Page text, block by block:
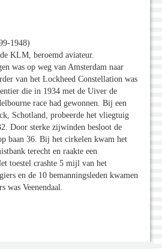
1948)
KLM, beroemd aviateur.
was op weg van Amsterdam naar
van het Lockheed Constellation was
die in 1934 met de Uiver de
race had gewonnen. Bij een
Schotland, probeerde het vliegtuig
Door sterke zijwinden besloot de
baan 36. Bij het cirkelen kwam het
terecht en raakte een
toestel crashte 5 mijl van het
en de 10 bemanningsleden kwamen
was Veenendaal.